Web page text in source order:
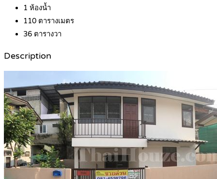
1 ห้องน้ำ
110 ตารางเมตร
36 ตารางวา
Description